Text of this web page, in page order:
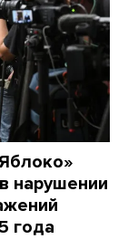
нарушении
года